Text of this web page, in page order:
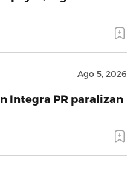
Ago 5, 2026
Integra PR paralizan